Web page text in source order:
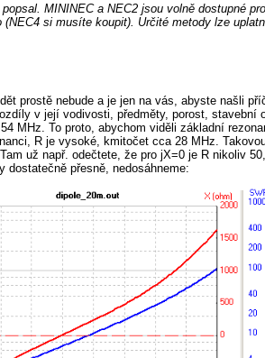
MININEC a NEC2 jsou volně dostupné
si musíte koupit). Určité metody lze
prostě nebude a je jen na vás, abyste našli
v její vodivosti, předměty, porost,
MHz. To proto, abychom viděli základní
R je vysoké, kmitočet cca 28 MHz.
už např. odečtete, že pro jX=0 je R nikoliv
dostatečně přesně, nedosáhneme: